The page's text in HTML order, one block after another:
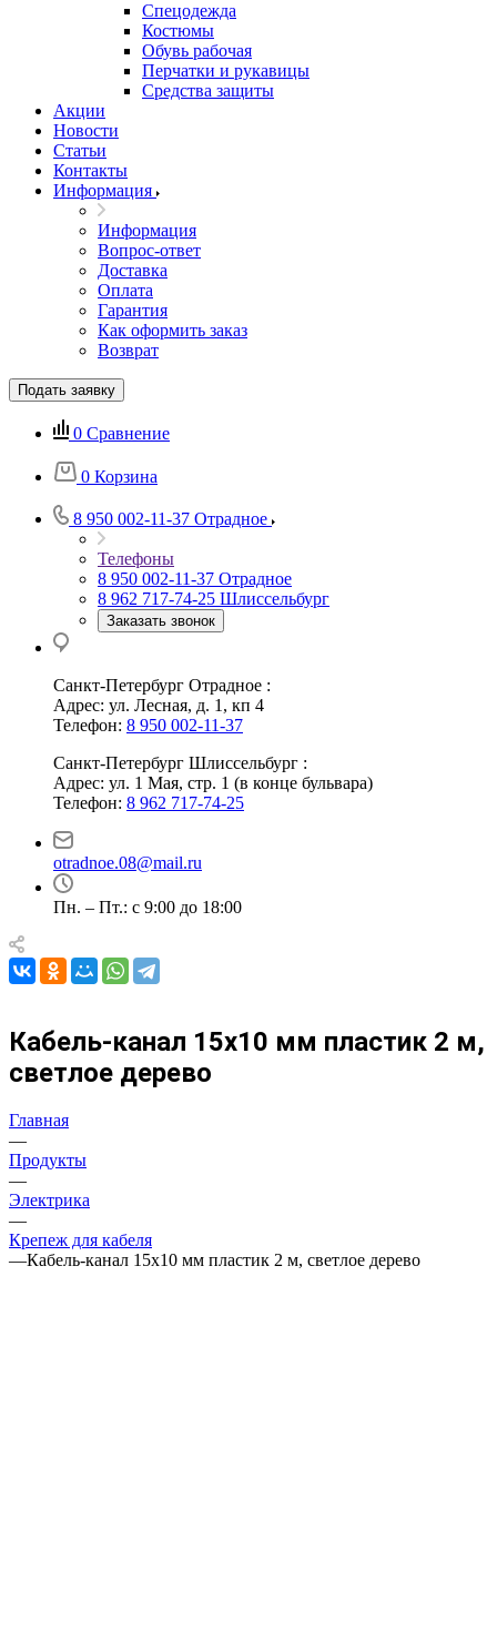
Спецодежда
Костюмы
Обувь рабочая
Перчатки и рукавицы
Средства защиты
Акции
Новости
Статьи
Контакты
Информация
Информация
Вопрос-ответ
Доставка
Оплата
Гарантия
Как оформить заказ
Возврат
Подать заявку
0 Сравнение
0 Корзина
8 950 002-11-37 Отрадное
Телефоны
8 950 002-11-37 Отрадное
8 962 717-74-25 Шлиссельбург
Заказать звонок
Санкт-Петербург Отрадное :
Адрес: ул. Лесная, д. 1, кп 4
Телефон: 8 950 002-11-37
Санкт-Петербург Шлиссельбург :
Адрес: ул. 1 Мая, стр. 1 (в конце бульвара)
Телефон: 8 962 717-74-25
otradnoe.08@mail.ru
Пн. – Пт.: с 9:00 до 18:00
Кабель-канал 15х10 мм пластик 2 м,
светлое дерево
Главная
—
Продукты
—
Электрика
—
Крепеж для кабеля
—Кабель-канал 15х10 мм пластик 2 м, светлое дерево